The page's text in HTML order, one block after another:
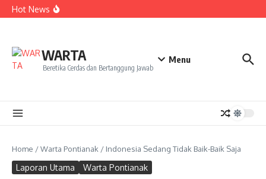
Lewati ke konten
Hot News
ke NCC 4 Bali
Sukseskan Kerja Bakti di Anjungan Melancar
WARTA
Beretika Cerdas dan Bertanggung Jawab
Menu
Home /Warta Pontianak / Indonesia Sedang Tidak Baik-Baik Saja
Laporan Utama Warta Pontianak